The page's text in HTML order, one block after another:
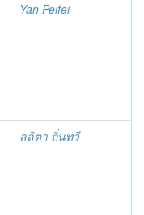
Yan Peifei
ลลิตา ถิ่นทวี